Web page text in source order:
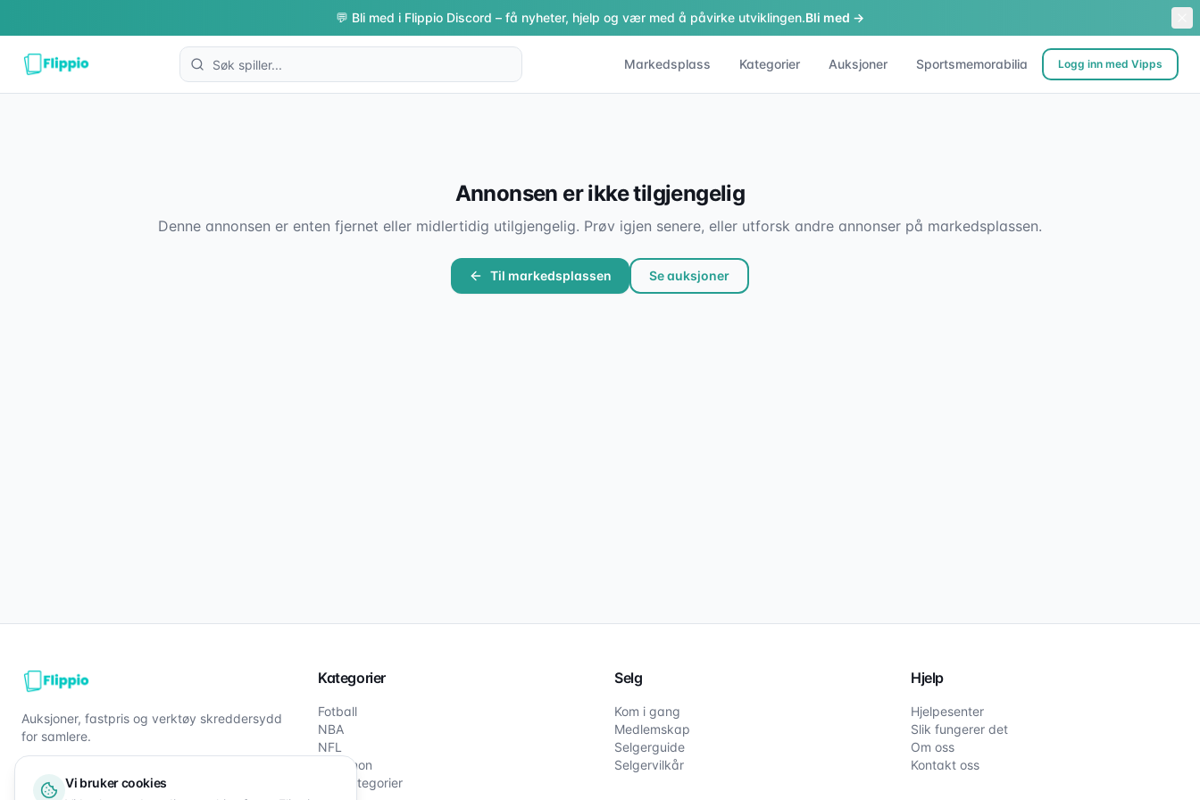
💬 Bli med i Flippio Discord – få nyheter, hjelp og vær med å påvirke utviklingen.Bli med →
Markedsplass Kategorier Auksjoner Sportsmemorabilia Logg inn med Vipps
Annonsen er ikke tilgjengelig
Denne annonsen er enten fjernet eller midlertidig utilgjengelig. Prøv igjen senere, eller utforsk andre annonser på markedsplassen.
Til markedsplassen Se auksjoner
Auksjoner, fastpris og verktøy skreddersydd
for samlere.
Kategorier
Fotball
NBA
NFL
Pokémon
Alle kategorier
Selg
Kom i gang
Medlemskap
Selgerguide
Selgervilkår
Hjelp
Hjelpesenter
Slik fungerer det
Om oss
Kontakt oss
Vi bruker cookies